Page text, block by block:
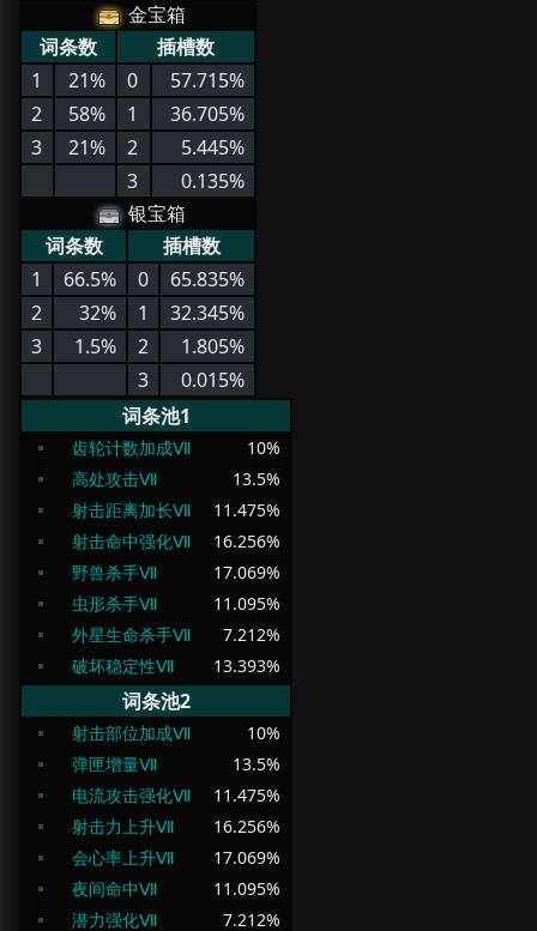
金宝箱
词条数
插槽数
1
21% 0
57.715%
2
58% 1
36.705%
3
21% 2
5.445%
3
0.135%
银宝箱
词条数
插槽数
1
66.5% 0
65.835%
2
32% 1
32.345%
3
1.5% 2
1.805%
3
0.015%
词条池1
齿轮计数加成Ⅶ 10%
高处攻击Ⅶ
13.5%
射击距离加长Ⅶ
11.475%
射击命中强化Ⅶ
16.256%
野兽杀手Ⅶ
17.069%
虫形杀手Ⅶ
11.095%
外星生命杀手Ⅶ
7.212%
破坏稳定性Ⅶ
13.393%
词条池2
射击部位加成Ⅶ 10%
弹匣增量Ⅶ
13.5%
电流攻击强化Ⅶ
11.475%
射击力上升Ⅶ
16.256%
会心率上升Ⅶ
17.069%
夜间命中Ⅶ
11.095%
潜力强化Ⅶ
7.212%